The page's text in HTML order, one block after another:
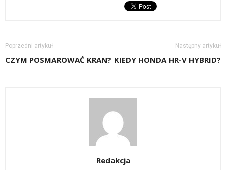
Poprzedni artykuł
CZYM POSMAROWAĆ KRAN?
Następny artykuł
KIEDY HONDA HR-V HYBRID?
Redakcja